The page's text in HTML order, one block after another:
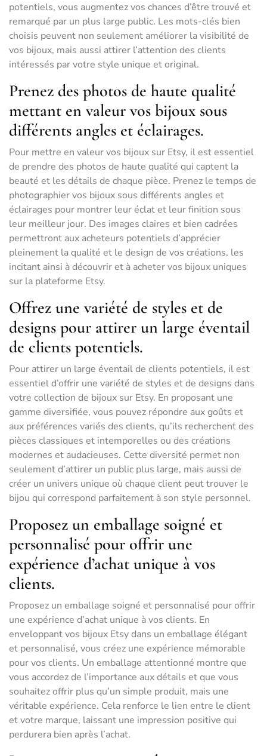
potentiels, vous augmentez vos chances d’être trouvé et
remarqué par un plus large public. Les mots-clés bien
choisis peuvent non seulement améliorer la visibilité de
vos bijoux, mais aussi attirer l’attention des clients
intéressés par votre style unique et original.
Prenez des photos de haute qualité
mettant en valeur vos bijoux sous
différents angles et éclairages.
Pour mettre en valeur vos bijoux sur Etsy, il est essentiel
de prendre des photos de haute qualité qui captent la
beauté et les détails de chaque pièce. Prenez le temps de
photographier vos bijoux sous différents angles et
éclairages pour montrer leur éclat et leur finition sous
leur meilleur jour. Des images claires et bien cadrées
permettront aux acheteurs potentiels d’apprécier
pleinement la qualité et le design de vos créations, les
incitant ainsi à découvrir et à acheter vos bijoux uniques
sur la plateforme Etsy.
Offrez une variété de styles et de
designs pour attirer un large éventail
de clients potentiels.
Pour attirer un large éventail de clients potentiels, il est
essentiel d’offrir une variété de styles et de designs dans
votre collection de bijoux sur Etsy. En proposant une
gamme diversifiée, vous pouvez répondre aux goûts et
aux préférences variés des clients, qu’ils recherchent des
pièces classiques et intemporelles ou des créations
modernes et audacieuses. Cette diversité permet non
seulement d’attirer un public plus large, mais aussi de
créer un univers unique où chaque client peut trouver le
bijou qui correspond parfaitement à son style personnel.
Proposez un emballage soigné et
personnalisé pour offrir une
expérience d’achat unique à vos
clients.
Proposez un emballage soigné et personnalisé pour offrir
une expérience d’achat unique à vos clients. En
enveloppant vos bijoux Etsy dans un emballage élégant
et personnalisé, vous créez une expérience mémorable
pour vos clients. Un emballage attentionné montre que
vous accordez de l’importance aux détails et que vous
souhaitez offrir plus qu’un simple produit, mais une
véritable expérience. Cela renforce le lien entre le client
et votre marque, laissant une impression positive qui
perdurera bien après l’achat.